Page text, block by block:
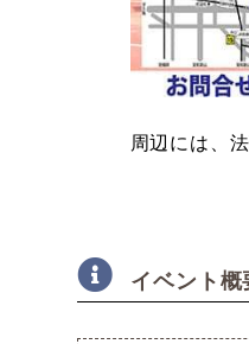
周辺には、
イベント概